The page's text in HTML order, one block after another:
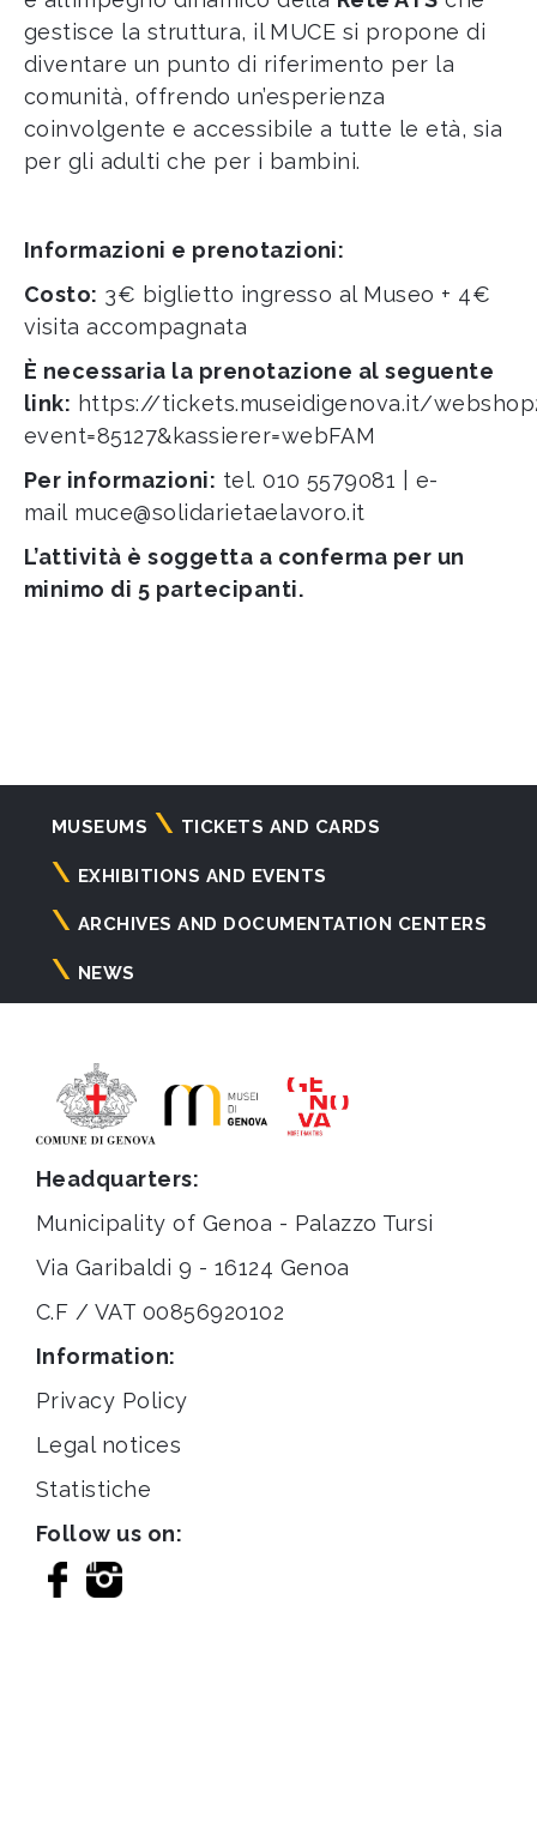
gestisce la struttura, il MUCE si propone di
diventare un punto di riferimento per la
comunità, offrendo un’esperienza
coinvolgente e accessibile a tutte le età, sia
per gli adulti che per i bambini.
Informazioni e prenotazioni:
Costo: 3€ biglietto ingresso al Museo + 4€
visita accompagnata
È necessaria la prenotazione al seguente
link: https://tickets.museidigenova.it/
event=85127&kassierer=webFAM
Per informazioni: tel. 010 5579081 | e-
mail muce@solidarietaelavoro.it
L’attività è soggetta a conferma per un
minimo di 5 partecipanti.
Navigazione
principale
MUSEUMS TICKETS AND CARDS
EXHIBITIONS AND EVENTS
ARCHIVES AND DOCUMENTATION CENTERS
NEWS
Headquarters:
Municipality of Genoa - Palazzo Tursi
Via Garibaldi 9 - 16124 Genoa
C.F / VAT 00856920102
Information:
Privacy Policy
Legal notices
Statistiche
Follow us on: